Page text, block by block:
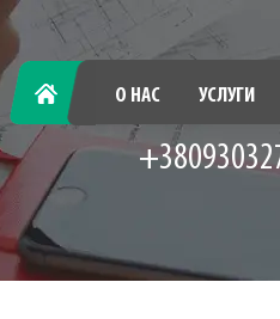
ГЛАВНАЯ О НАС УСЛУГИ